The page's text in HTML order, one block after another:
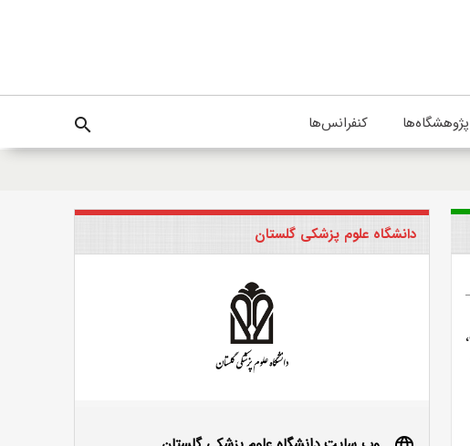
پژوهشگاه‌ها کنفرانس‌ها search
دانشگاه علوم پزشکی گلستان